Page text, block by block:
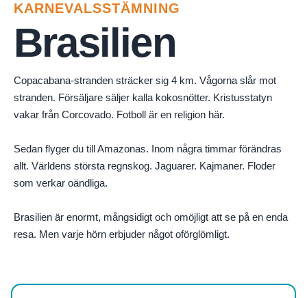
KARNEVALSSTÄMNING
Brasilien
Copacabana-stranden sträcker sig 4 km. Vågorna slår mot
stranden. Försäljare säljer kalla kokosnötter. Kristusstatyn
vakar från Corcovado. Fotboll är en religion här.
Sedan flyger du till Amazonas. Inom några timmar förändras
allt. Världens största regnskog. Jaguarer. Kajmaner. Floder
som verkar oändliga.
Brasilien är enormt, mångsidigt och omöjligt att se på en enda
resa. Men varje hörn erbjuder något oförglömligt.